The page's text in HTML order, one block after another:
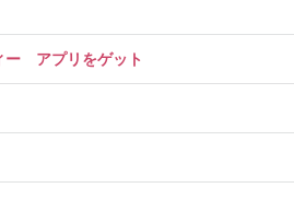
ー アプリをゲット